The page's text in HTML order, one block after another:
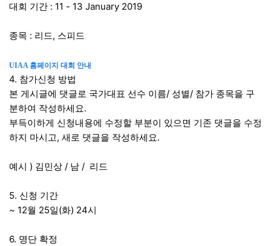
대회 기간 : 11 - 13 January 2019
종목 : 리드, 스피드
UIAA 홈페이지 대회 안내
4. 참가신청 방법
본 게시글에 댓글로 국가대표 선수 이름/ 성별/ 참가 종목을 구
분하여 작성하세요.
부득이하게 신청내용에 수정할 부분이 있으면 기존 댓글을 수정
하지 마시고, 새로 댓글을 작성하세요.
예시 ) 김민상 / 남 / 리드
5. 신청 기간
~ 12월 25일(화) 24시
6. 명단 확정